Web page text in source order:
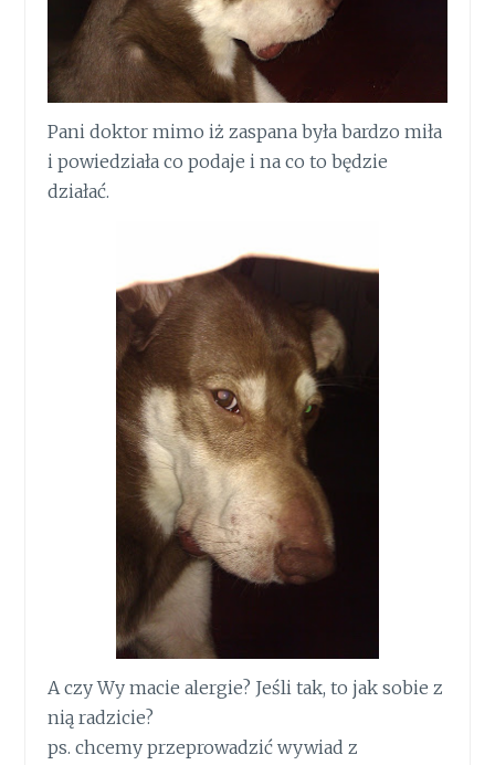
Pani doktor mimo iż zaspana była bardzo miła
i powiedziała co podaje i na co to będzie
działać.
A czy Wy macie alergie? Jeśli tak, to jak sobie z
nią radzicie?
ps. chcemy przeprowadzić wywiad z